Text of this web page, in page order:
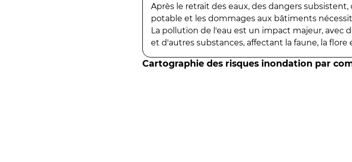
Après le retrait des eaux, des dangers
potable et les dommages aux bâtiments
La pollution de l'eau est un impact majeur, avec
et d'autres substances, affectant la faune, la flore
Cartographie des risques inondation par